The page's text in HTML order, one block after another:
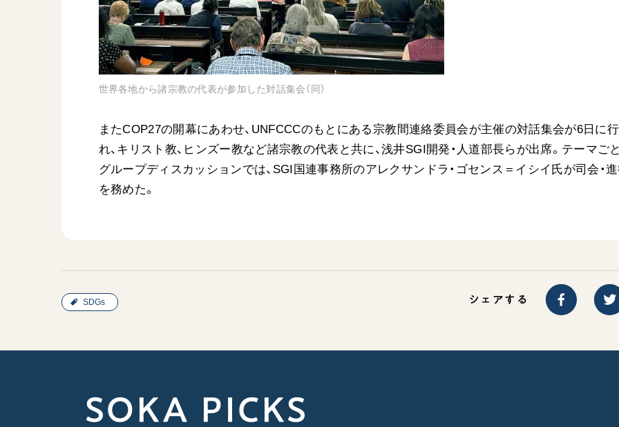
世界各地から諸宗教の代表が参加した対話集会（同）
またCOP27の開幕にあわせ、UNFCCCのもとにある宗教間連絡委員会が主催の対話集会が6日に
れ、キリスト教、ヒンズー教など諸宗教の代表と共に、浅井SGI開発・人道部長らが出席。テーマご
グループディスカッションでは、SGI国連事務所のアレクサンドラ・ゴセンス＝イシイ氏が司会・
を務めた。
SDGs シェアする
SOKA PICKS